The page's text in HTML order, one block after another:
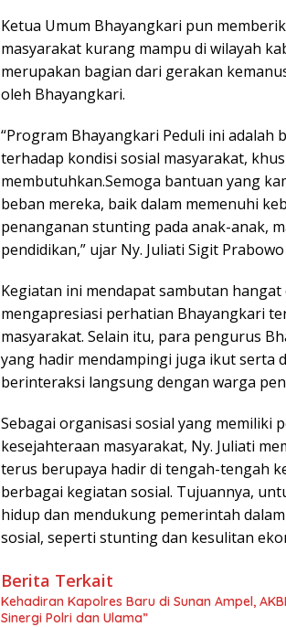
Ketua Umum Bhayangkari pun
masyarakat kurang mampu di wilayah
merupakan bagian dari gerakan
oleh Bhayangkari.
“Program Bhayangkari Peduli ini adalah
terhadap kondisi sosial masyarakat,
membutuhkan.Semoga bantuan yang
beban mereka, baik dalam memenuhi
penanganan stunting pada anak-anak,
pendidikan,” ujar Ny. Juliati Sigit
Kegiatan ini mendapat sambutan
mengapresiasi perhatian Bhayangkari
masyarakat. Selain itu, para pengurus
yang hadir mendampingi juga ikut serta
berinteraksi langsung dengan warga
Sebagai organisasi sosial yang memiliki
kesejahteraan masyarakat, Ny. Juliati
terus berupaya hadir di tengah-tengah
berbagai kegiatan sosial. Tujuannya,
hidup dan mendukung pemerintah
sosial, seperti stunting dan kesulitan
Berita Terkait
Kehadiran Kapolres Baru di Sunan Ampel,
Sinergi Polri dan Ulama”